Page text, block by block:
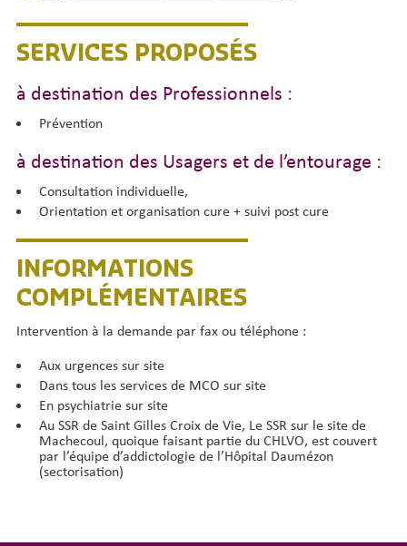
SERVICES PROPOSÉS
à destination des Professionnels :
Prévention
à destination des Usagers et de l’entourage :
Consultation individuelle,
Orientation et organisation cure + suivi post cure
INFORMATIONS
COMPLÉMENTAIRES
Intervention à la demande par fax ou téléphone :
Aux urgences sur site
Dans tous les services de MCO sur site
En psychiatrie sur site
Au SSR de Saint Gilles Croix de Vie, Le SSR sur le site de
Machecoul, quoique faisant partie du CHLVO, est couvert
par l’équipe d’addictologie de l’Hôpital Daumézon
(sectorisation)